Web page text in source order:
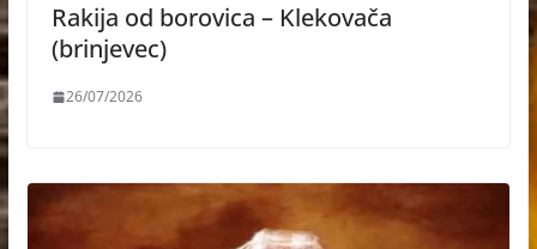
Rakija od borovica – Klekovača
(brinjevec)
26/07/2026